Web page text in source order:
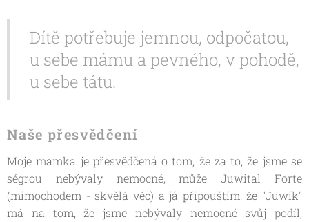
Dítě potřebuje jemnou, odpočatou,
u sebe mámu a pevného, v pohodě,
u sebe tátu.
Naše přesvědčení
Moje mamka je přesvědčená o tom, že za to, že jsme se
ségrou nebývaly nemocné, může Juwital Forte
(mimochodem - skvělá věc) a já připouštím, že "Juwík"
má na tom, že jsme nebývaly nemocné svůj podíl,